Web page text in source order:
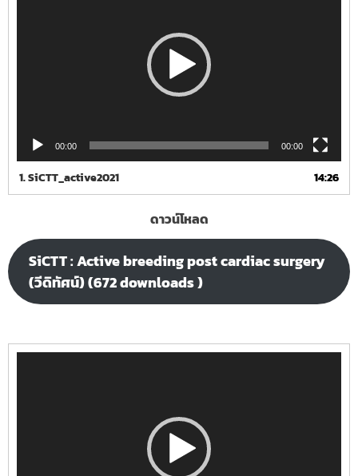
00:00 00:00
1.SiCTT_active2021 14:26
ดาวน์โหลด
SiCTT : Active breeding post cardiac surgery
(วีดิทัศน์) (672 downloads )